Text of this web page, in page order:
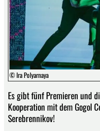
© Ira Polyarnaya
Es gibt fünf Premieren und
Kooperation mit dem Gogol
Serebrennikov!